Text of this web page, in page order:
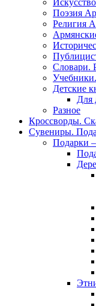
Поэзия
Религия
Словари.
Детские
Для
Разное
Кроссворды.
Сувениры.
Подарки